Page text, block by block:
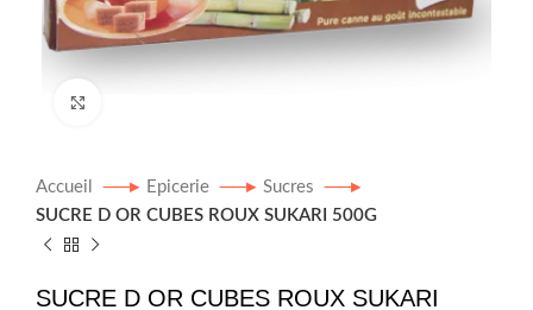
Accueil Epicerie
Sucres
SUCRE D OR CUBES ROUX SUKARI 500G
SUCRE D OR CUBES ROUX SUKARI